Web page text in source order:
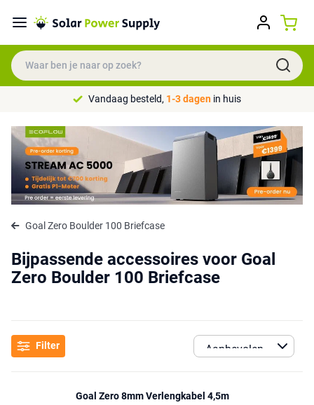
Vandaag besteld, 1-3 dagen in huis
Goal Zero Boulder 100 Briefcase
Bijpassende accessoires voor Goal
Zero Boulder 100 Briefcase
Filter
Goal Zero 8mm Verlengkabel 4,5m